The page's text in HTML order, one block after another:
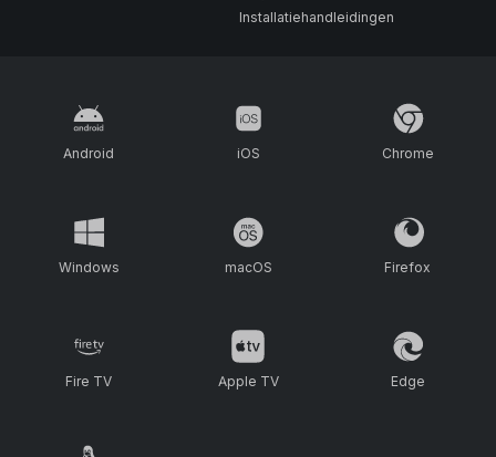
Installatiehandleidingen
Android iOS Chrome
Windows macOS Firefox
Fire TV Apple TV Edge